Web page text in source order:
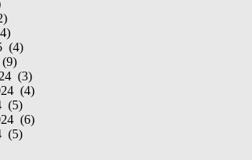
(4)
(9)
(3)
(4)
(5)
(6)
(5)